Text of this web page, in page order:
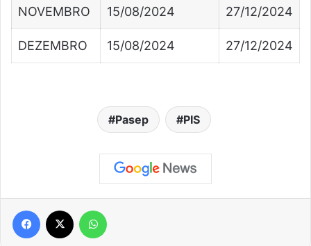
NOVEMBRO 15/08/2024 27/12/2024
DEZEMBRO 15/08/2024 27/12/2024
Pasep PIS
Facebook